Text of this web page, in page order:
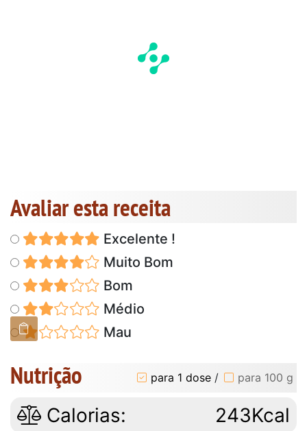
Avaliar esta receita
Excelente !
Muito Bom
Bom
Médio
Mau
Nutrição para 1 dose / para 100 g
Calorias: 243Kcal